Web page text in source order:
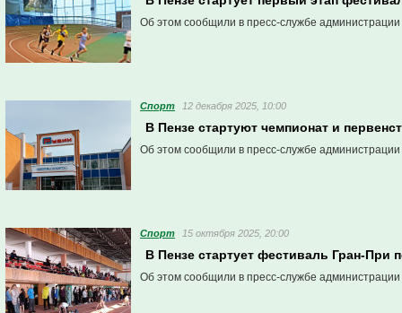
Об этом сообщили в пресс-службе
Спорт 12 декабря 2025, 10:00
В Пензе стартуют чемпионат и
Об этом сообщили в пресс-службе
Спорт 15 октября 2025, 20:00
В Пензе стартует фестиваль Гран-При
Об этом сообщили в пресс-службе